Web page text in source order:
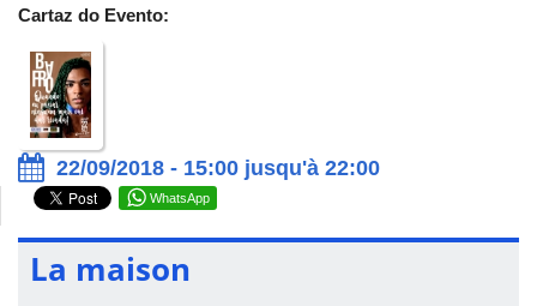
Cartaz do Evento:
22/09/2018 - 15:00 jusqu'à 22:00
WhatsApp
La maison